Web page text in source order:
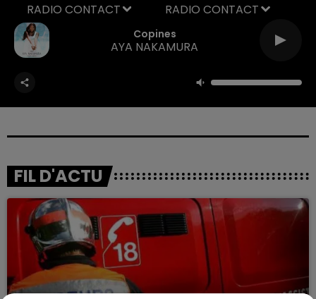
Copines
AYA NAKAMURA
RADIO CONTACT
FIL D'ACTU